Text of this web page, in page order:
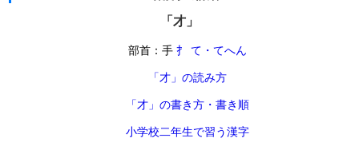
「才」
部首：手 扌 て・てへん
「才」の読み方
「才」の書き方・書き順
小学校二年生で習う漢字